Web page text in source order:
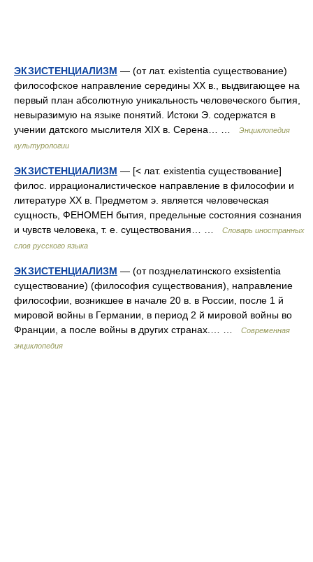
ЭКЗИСТЕНЦИАЛИЗМ — (от лат. existentia существование)
философское направление середины ХХ в., выдвигающее на
первый план абсолютную уникальность человеческого бытия,
невыразимую на языке понятий. Истоки Э. содержатся в
учении датского мыслителя ХIХ в. Серена… …
Энциклопедия
культурологии
ЭКЗИСТЕНЦИАЛИЗМ — [< лат. existentia существование]
филос. иррационалистическое направление в философии и
литературе XX в. Предметом э. является человеческая
сущность, ФЕНОМЕН бытия, предельные состояния сознания
и чувств человека, т. е. существования… …
Словарь иностранных
слов русского языка
ЭКЗИСТЕНЦИАЛИЗМ — (от позднелатинского exsistentia
существование) (философия существования), направление
философии, возникшее в начале 20 в. в России, после 1 й
мировой войны в Германии, в период 2 й мировой войны во
Франции, а после войны в других странах.… …
Современная
энциклопедия